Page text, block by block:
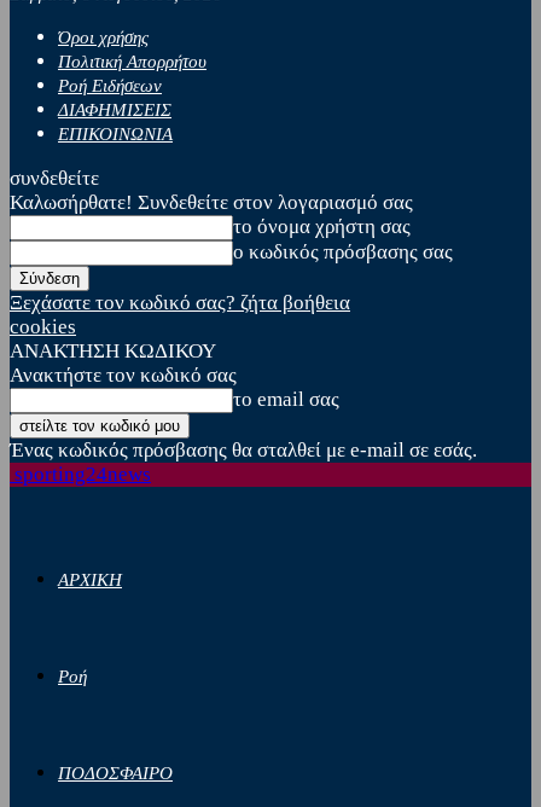
Όροι χρήσης
Πολιτική Απορρήτου
Ροή Ειδήσεων
ΔΙΑΦΗΜΙΣΕΙΣ
ΕΠΙΚΟΙΝΩΝΙΑ
συνδεθείτε
Καλωσήρθατε! Συνδεθείτε στον λογαριασμό σας
το όνομα χρήστη σας
ο κωδικός πρόσβασης σας
Ξεχάσατε τον κωδικό σας? ζήτα βοήθεια
cookies
ΑΝΑΚΤΗΣΗ ΚΩΔΙΚΟΥ
Ανακτήστε τον κωδικό σας
το email σας
Ένας κωδικός πρόσβασης θα σταλθεί με e-mail σε εσάς.
sporting24news
ΑΡΧΙΚΗ
Ροή
ΠΟΔΟΣΦΑΙΡΟ